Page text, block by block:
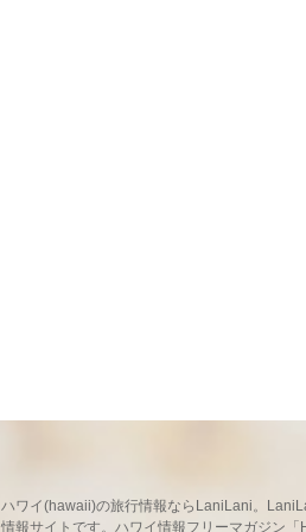
ハワイ(hawaii)の旅行情報ならLaniLani。
情報サイトです。ハワイ情報フリーマガジン